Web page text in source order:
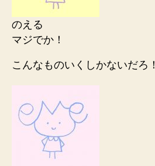
のえる
マジでか！
こんなものいくしかないだろ！